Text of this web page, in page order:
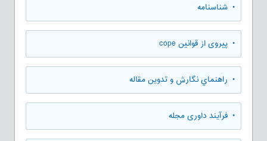
• شناسنامه
• پیروی از قوانین cope
• راهنماي نگارش و تدوين مقاله
• فرآیند داوری مجله